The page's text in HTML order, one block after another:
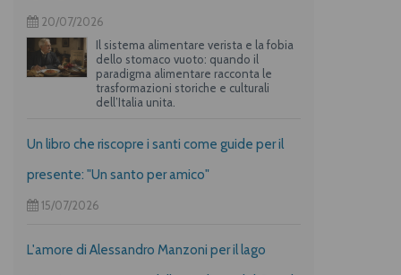
20/07/2026
Il sistema alimentare verista e la fobia
dello stomaco vuoto: quando il
paradigma alimentare racconta le
trasformazioni storiche e culturali
dell’Italia unita.
Un libro che riscopre i santi come guide per il
presente: "Un santo per amico"
15/07/2026
L'amore di Alessandro Manzoni per il lago